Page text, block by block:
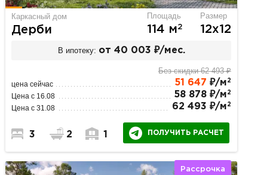
Каркасный дом
Дерби
Площадь
114 м2
Размер
12х12
В ипотеку: от 40 003 ₽/мес.
Без скидки 62 493 ₽
цена сейчас 51 647 ₽/м 2
Цена с 16.08 58 878 ₽/м 2
Цена с 31.08 62 493 ₽/м 2
3 2 1 ПОЛУЧИТЬ РАСЧЕТ
Рассрочка